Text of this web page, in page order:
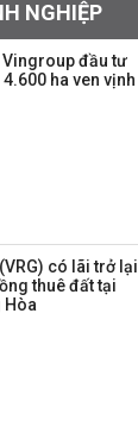
đứng sau tiệm
Mi Hồng: Từ phụ
đồ điện tử cũ
gây dựng thương
hơn 35 năm tuổi
bố thông tin
NGHIỆP
Vingroup đầu tư
ha ven vịnh
có lãi trở lại
thuê đất tại
Hòa